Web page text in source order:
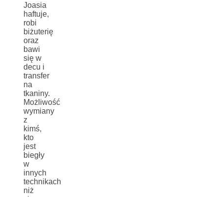
Joasia
haftuje,
robi
biżuterię
oraz
bawi
się w
decu i
transfer
na
tkaniny.
Możliwość
wymiany
z
kimś,
kto
jest
biegły
w
innych
technikach
niż